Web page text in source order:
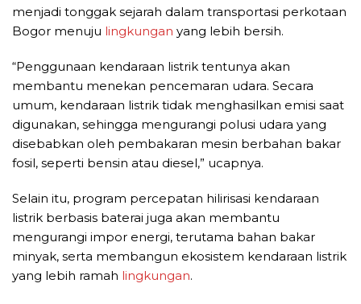
menjadi tonggak sejarah dalam transportasi perkotaan
Bogor menuju lingkungan yang lebih bersih.
“Penggunaan kendaraan listrik tentunya akan
membantu menekan pencemaran udara. Secara
umum, kendaraan listrik tidak menghasilkan emisi saat
digunakan, sehingga mengurangi polusi udara yang
disebabkan oleh pembakaran mesin berbahan bakar
fosil, seperti bensin atau diesel,” ucapnya.
Selain itu, program percepatan hilirisasi kendaraan
listrik berbasis baterai juga akan membantu
mengurangi impor energi, terutama bahan bakar
minyak, serta membangun ekosistem kendaraan listrik
yang lebih ramah lingkungan.